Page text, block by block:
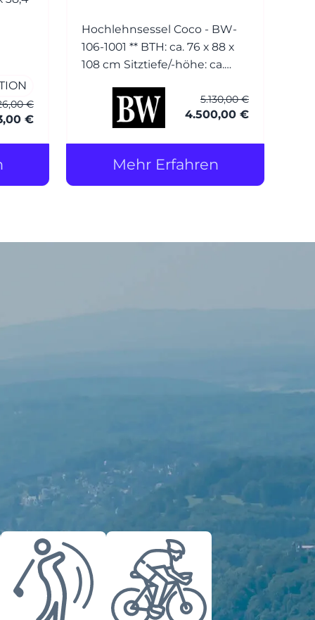
€
€
Hochlehnsessel Coco - BW-
106-1001 ** BTH: ca. 76 x 88 x
108 cm Sitztiefe/-höhe: ca.
Normandie grau mit Keder
Füsse: Esche wengefarbig
cm Bezug: Leder (1)
5.130,00 €
4.500,00 €
Mehr Erfahren